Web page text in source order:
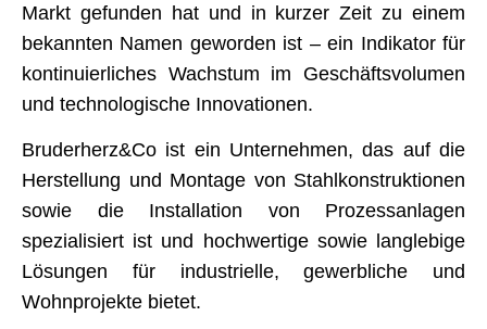
Markt gefunden hat und in kurzer Zeit zu einem
bekannten Namen geworden ist – ein Indikator für
kontinuierliches Wachstum im Geschäftsvolumen
und technologische Innovationen.
Bruderherz&Co ist ein Unternehmen, das auf die
Herstellung und Montage von Stahlkonstruktionen
sowie die Installation von Prozessanlagen
spezialisiert ist und hochwertige sowie langlebige
Lösungen für industrielle, gewerbliche und
Wohnprojekte bietet.